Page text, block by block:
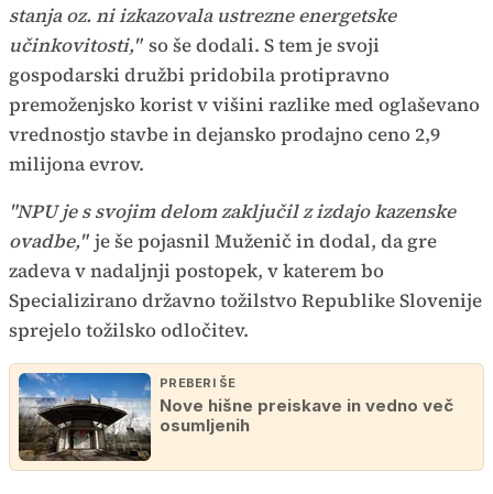
stanja oz. ni izkazovala ustrezne energetske
učinkovitosti," so še dodali. S tem je svoji
gospodarski družbi pridobila protipravno
premoženjsko korist v višini razlike med oglaševano
vrednostjo stavbe in dejansko prodajno ceno 2,9
milijona evrov.
"NPU je s svojim delom zaključil z izdajo kazenske
ovadbe," je še pojasnil Muženič in dodal, da gre
zadeva v nadaljnji postopek, v katerem bo
Specializirano državno tožilstvo Republike Slovenije
sprejelo tožilsko odločitev.
PREBERI ŠE
Nove hišne preiskave in vedno več
osumljenih